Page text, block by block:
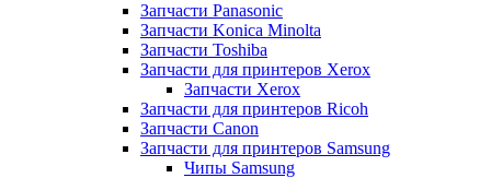
Запчасти Panasonic
Запчасти Koniсa Minolta
Запчасти Toshiba
Запчасти для принтеров Xerox
Запчасти Xerox
Запчасти для принтеров Ricoh
Запчасти Canon
Запчасти для принтеров Samsung
Чипы Samsung